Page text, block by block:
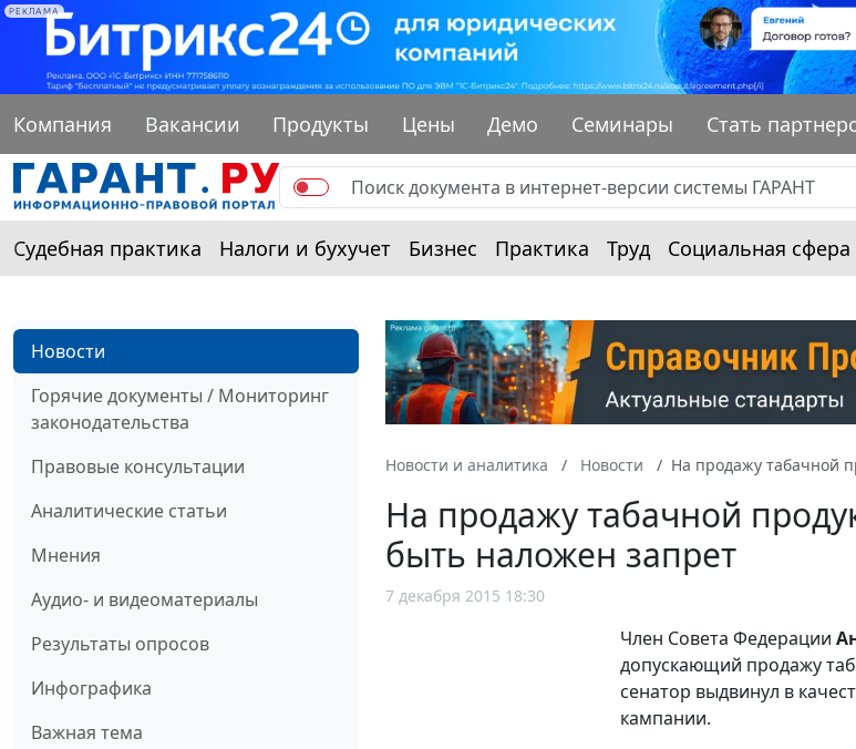
РЕКЛАМА
Компания Вакансии Продукты Цены Демо Семинары Стать
Судебная практика Налоги и бухучет Бизнес Практика Труд Социальная сфера
Новости
Горячие документы / Мониторинг
законодательства
Правовые консультации
Аналитические статьи
Мнения
Аудио- и видеоматериалы
Результаты опросов
Инфографика
Важная тема
Новости и аналитика Новости На продажу табачной
На продажу табачной
быть наложен запрет
7 декабря 2015 18:30
Член Совета Федерации
допускающий продажу
сенатор выдвинул в
кампании.